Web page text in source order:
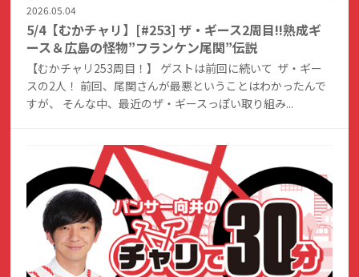
2026.05.04
5/4【むかチャリ】[#253] ザ・ギース2周目!!熟成ギ
ース＆広島の怪物”フランケン尾関”伝説
【むかチャリ253周目！】 ゲストは前回に続いて ザ・ギー
スの2人！ 前回、尾関さんが最悪ということはわかったんで
すが、 そんな中、最近のザ・ギースっぽい取り組み...